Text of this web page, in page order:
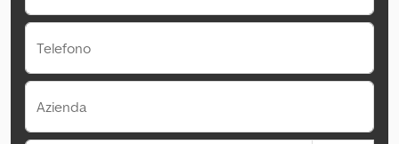
Telefono
Azienda